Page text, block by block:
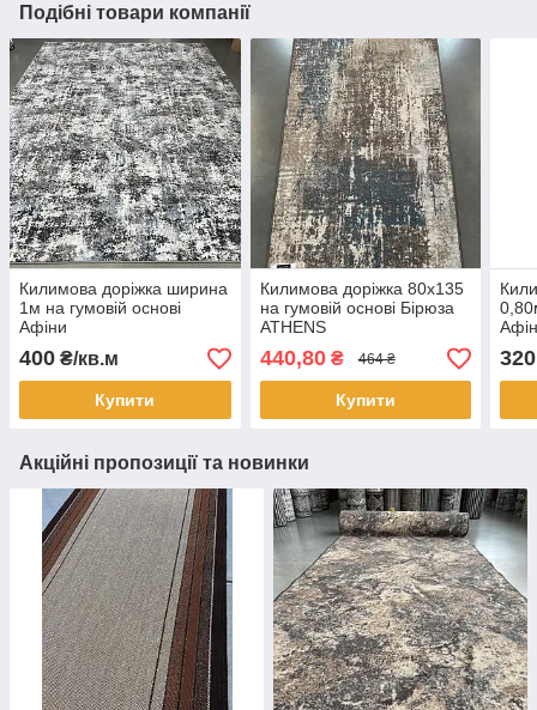
Подібні товари компанії
Килимова доріжка ширина
1м на гумовій основі
Афіни
400 ₴/кв.м
Купити
Килимова доріжка 80х135
на гумовій основі Бірюза
ATHENS
440,80₴ 464 ₴
Купити
320
Акційні пропозиції та новинки